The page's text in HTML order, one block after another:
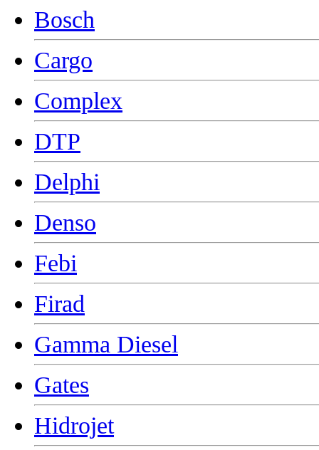
Bosch
Cargo
Complex
DTP
Delphi
Denso
Febi
Firad
Gamma Diesel
Gates
Hidrojet